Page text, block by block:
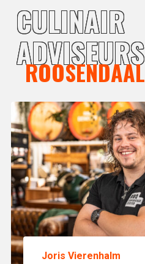
CULINAIR
ADVISEURS
ROOSENDAAL
Joris Vierenhalm